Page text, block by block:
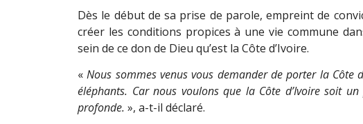
Dès le début de sa prise de parole, empreint de
créer les conditions propices à une vie commune
sein de ce don de Dieu qu’est la Côte d’Ivoire.
«Nous sommes venus vous demander de porter la Côte
éléphants. Car nous voulons que la Côte d’Ivoire soit
profonde. », a-t-il déclaré.